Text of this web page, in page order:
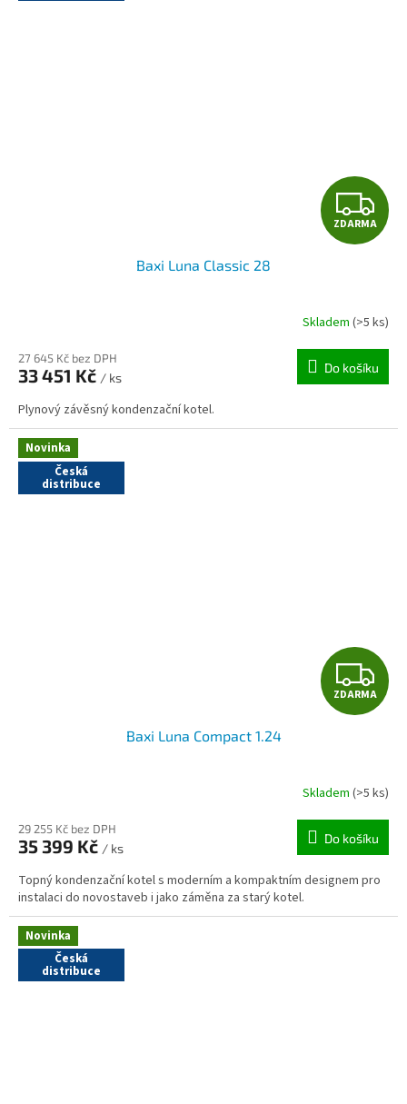
Z
D
R
M
A
ZDARMA
Baxi Luna Classic 28
Skladem (>5 ks)
27 645 Kč bez DPH
33 451 Kč / ks
Do košíku
Plynový závěsný kondenzační kotel.
Novinka
Česká
distribuce
Z
D
R
M
A
ZDARMA
Baxi Luna Compact 1.24
Skladem (>5 ks)
29 255 Kč bez DPH
35 399 Kč / ks
Do košíku
Topný kondenzační kotel s moderním a kompaktním designem pro
instalaci do novostaveb i jako záměna za starý kotel.
Novinka
Česká
distribuce